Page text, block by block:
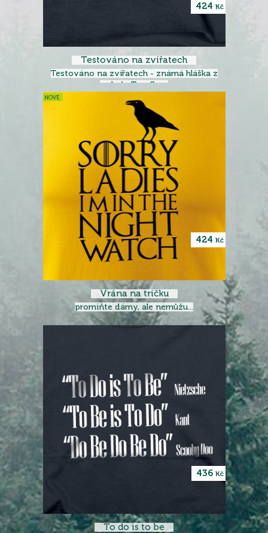
424 Kč
Testováno na zvířatech
Testováno na zvířatech - známá hláška z
pořadu Top Gear
424 Kč
Vrána na tričku
promiňte dámy, ale nemůžu...
NOVÉ
436 Kč
To do is to be